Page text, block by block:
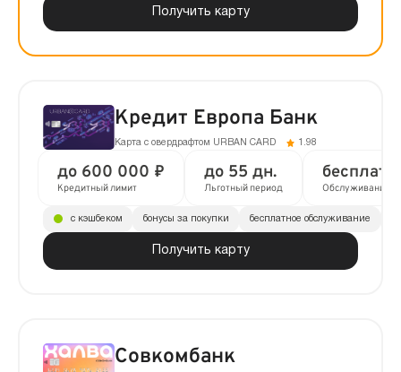
Получить карту
Кредит Европа Банк
Карта с овердрафтом URBAN CARD 1.98
до 600 000 ₽
Кредитный лимит
до 55 дн.
Льготный период Обслуживание
Получить карту
с кэшбеком бонусы за покупки бесплатное обслуживание
Совкомбанк